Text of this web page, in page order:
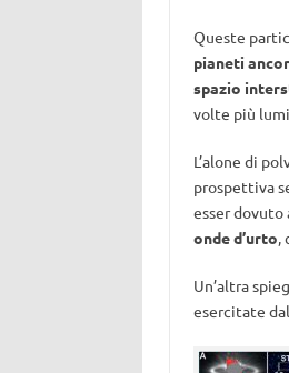
Queste
pianeti
spazio
volte più
L’alone di
prospettiva
esser
onde d’urto,
Un’altra
esercitate